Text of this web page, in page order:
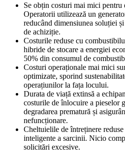
Se obțin costuri mai mici pentru
Operatorii utilizează un
reducând dimensiunea soluției
de achiziție.
Costurile reduse cu
hibride de stocare a energiei
50% din consumul de
Costuri operaționale mai mici
optimizate, sporind
operațiunilor la fața locului.
Durata de viață extinsă a
costurile de înlocuire a pieselor
degradarea prematură și
nefuncționare.
Cheltuielile de întreținere
inteligente a sarcinii. Nicio
solicitări excesive.